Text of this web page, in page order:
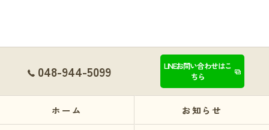
048-944-5099
LINEお問い合わせはこ
ちら
ホーム お知らせ